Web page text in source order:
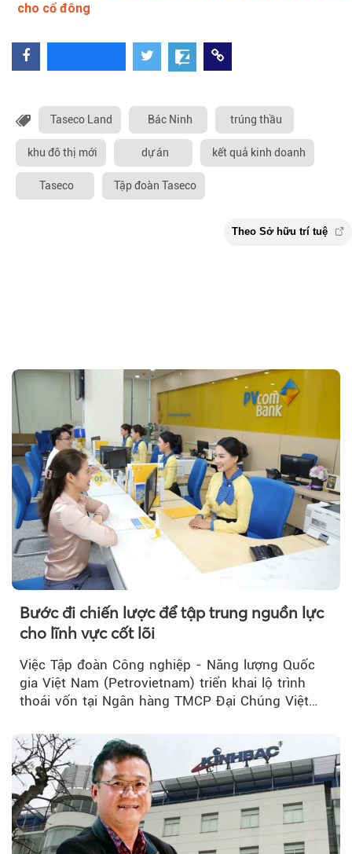
cho cổ đông
Taseco Land Bác Ninh trúng thầu
khu đô thị mới dự án kết quả kinh doanh
Taseco Tập đoàn Taseco
Bước đi chiến lược để tập trung nguồn lực
cho lĩnh vực cốt lõi
Việc Tập đoàn Công nghiệp - Năng lượng Quốc
gia Việt Nam (Petrovietnam) triển khai lộ trình
thoái vốn tại Ngân hàng TMCP Đại Chúng Việt